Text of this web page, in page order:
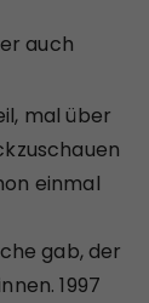
auch
mal über
einmal
gab, der
1997